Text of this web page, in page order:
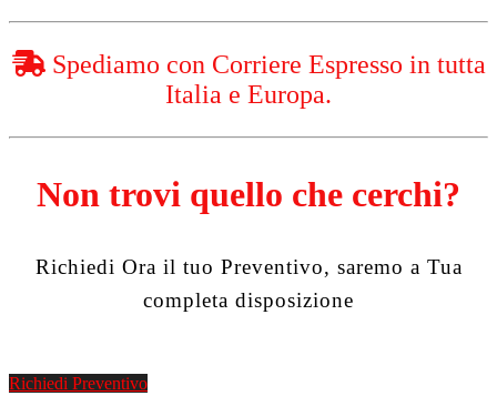
Spediamo con Corriere Espresso in tutta
Italia e Europa.
Non trovi quello che cerchi?
Richiedi Ora il tuo Preventivo, saremo a Tua
completa disposizione
Richiedi Preventivo